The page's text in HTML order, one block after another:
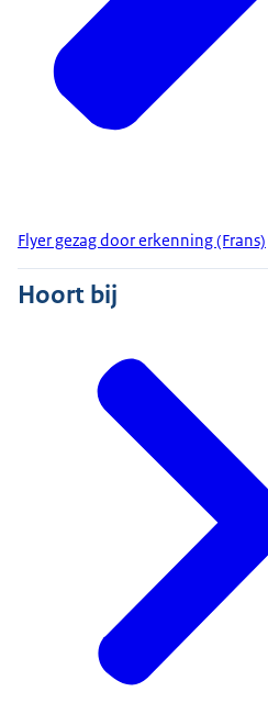
Flyer gezag door erkenning (Frans)
Hoort bij